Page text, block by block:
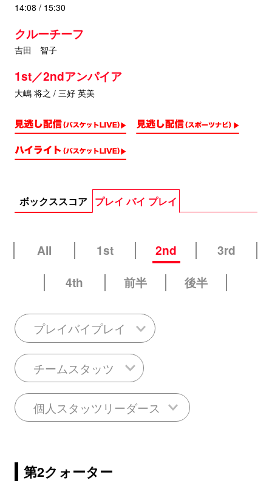
14:08 / 15:30
クルーチーフ
吉田 智子
1st／2ndアンパイア
大嶋 将之 / 三好 英美
ボックススコア プレイ バイ プレイ
All 1st 2nd
3rd
4th
前半 後半
プレイバイプレイ
チームスタッツ
個人スタッツリーダース
第2クォーター